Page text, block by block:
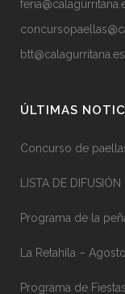
btt@calagurritana.es
ÚLTIMAS
Concurso de
LISTA DE
Programa de la
La Retahíla –
Programa de